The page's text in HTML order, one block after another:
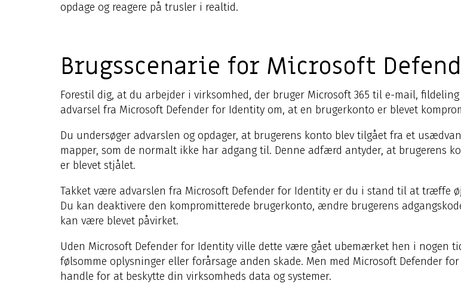
opdage og reagere på trusler i realtid.
Brugsscenarie for Microsoft
Forestil dig, at du arbejder i virksomhed, der bruger Microsoft 365 til e-mail,
advarsel fra Microsoft Defender for Identity om, at en brugerkonto er blevet
Du undersøger advarslen og opdager, at brugerens konto blev tilgået fra et
mapper, som de normalt ikke har adgang til. Denne adfærd antyder, at brugerens
er blevet stjålet.
Takket være advarslen fra Microsoft Defender for Identity er du i stand til at træffe
Du kan deaktivere den kompromitterede brugerkonto, ændre brugerens
kan være blevet påvirket.
Uden Microsoft Defender for Identity ville dette være gået ubemærket hen i nogen
følsomme oplysninger eller forårsage anden skade. Men med Microsoft Defender
handle for at beskytte din virksomheds data og systemer.